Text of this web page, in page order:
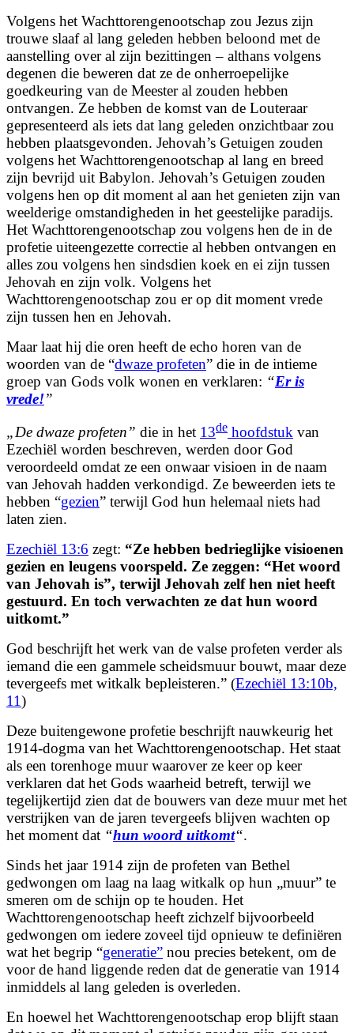
Volgens het Wachttorengenootschap zou Jezus zijn
trouwe slaaf al lang geleden hebben beloond met de
aanstelling over al zijn bezittingen – althans volgens
degenen die beweren dat ze de onherroepelijke
goedkeuring van de Meester al zouden hebben
ontvangen. Ze hebben de komst van de Louteraar
gepresenteerd als iets dat lang geleden onzichtbaar zou
hebben plaatsgevonden. Jehovah’s Getuigen zouden
volgens het Wachttorengenootschap al lang en breed
zijn bevrijd uit Babylon. Jehovah’s Getuigen zouden
volgens hen op dit moment al aan het genieten zijn van
weelderige omstandigheden in het geestelijke paradijs.
Het Wachttorengenootschap zou volgens hen de in de
profetie uiteengezette correctie al hebben ontvangen en
alles zou volgens hen sindsdien koek en ei zijn tussen
Jehovah en zijn volk. Volgens het
Wachttorengenootschap zou er op dit moment vrede
zijn tussen hen en Jehovah.
Maar laat hij die oren heeft de echo horen van de
woorden van de “dwaze profeten” die in de intieme
groep van Gods volk wonen en verklaren: “Er is
vrede!”
„De dwaze profeten” die in het 13de hoofdstuk van
Ezechiël worden beschreven, werden door God
veroordeeld omdat ze een onwaar visioen in de naam
van Jehovah hadden verkondigd. Ze beweerden iets te
hebben “gezien” terwijl God hun helemaal niets had
laten zien.
Ezechiël 13:6 zegt: “Ze hebben bedrieglijke visioenen
gezien en leugens voorspeld. Ze zeggen: “Het woord
van Jehovah is”, terwijl Jehovah zelf hen niet heeft
gestuurd. En toch verwachten ze dat hun woord
uitkomt.”
God beschrijft het werk van de valse profeten verder als
iemand die een gammele scheidsmuur bouwt, maar deze
tevergeefs met witkalk bepleisteren.” (Ezechiël 13:10b,
11)
Deze buitengewone profetie beschrijft nauwkeurig het
1914-dogma van het Wachttorengenootschap. Het staat
als een torenhoge muur waarover ze keer op keer
verklaren dat het Gods waarheid betreft, terwijl we
tegelijkertijd zien dat de bouwers van deze muur met het
verstrijken van de jaren tevergeefs blijven wachten op
het moment dat “hun woord uitkomt“.
Sinds het jaar 1914 zijn de profeten van Bethel
gedwongen om laag na laag witkalk op hun „muur” te
smeren om de schijn op te houden. Het
Wachttorengenootschap heeft zichzelf bijvoorbeeld
gedwongen om iedere zoveel tijd opnieuw te definiëren
wat het begrip “generatie” nou precies betekent, om de
voor de hand liggende reden dat de generatie van 1914
inmiddels al lang geleden is overleden.
En hoewel het Wachttorengenootschap erop blijft staan